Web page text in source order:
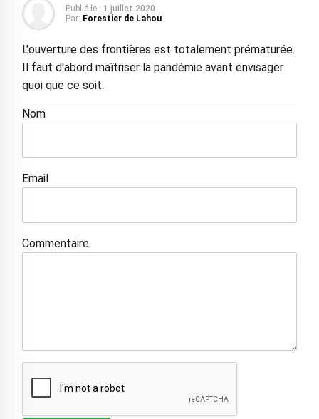
Publié le : 1 juillet 2020
Par: Forestier de Lahou
L'ouverture des frontières est totalement prématurée.
Il faut d'abord maîtriser la pandémie avant envisager
quoi que ce soit.
Nom
Email
Commentaire